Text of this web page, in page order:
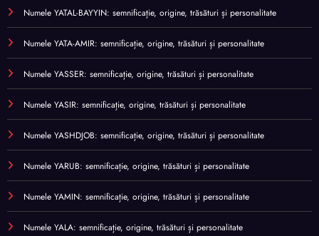
Numele YATAL-BAYYIN: semnificație, origine, trăsături și personalitate
Numele YATA-AMIR: semnificație, origine, trăsături și personalitate
Numele YASSER: semnificație, origine, trăsături și personalitate
Numele YASIR: semnificație, origine, trăsături și personalitate
Numele YASHDJOB: semnificație, origine, trăsături și personalitate
Numele YARUB: semnificație, origine, trăsături și personalitate
Numele YAMIN: semnificație, origine, trăsături și personalitate
Numele YALA: semnificație, origine, trăsături și personalitate